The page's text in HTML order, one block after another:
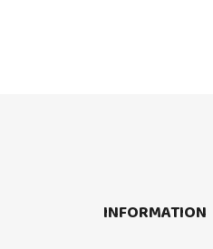
INFORMATION